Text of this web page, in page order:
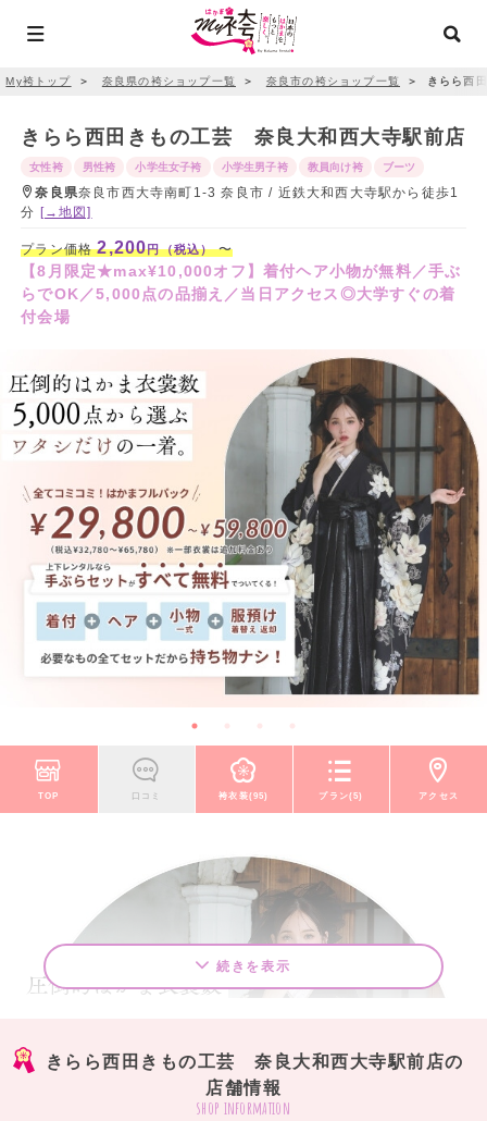
My袴トップ ＞ 奈良県の袴ショップ一覧 ＞ 奈良市の袴ショップ一覧 ＞ きらら西
きらら西田きもの工芸 奈良大和西大寺駅前店
女性袴 男性袴 小学生女子袴 小学生男子袴 教員向け袴 ブーツ
奈良県奈良市西大寺南町1-3 奈良市 / 近鉄大和西大寺駅から徒歩1
分 [→地図]
プラン価格2,200円（税込）〜
【8月限定★max¥10,000オフ】着付ヘア小物が無料／手ぶ
らでOK／5,000点の品揃え／当日アクセス◎大学すぐの着
付会場
TOP 口コミ 袴衣装(95) プラン(5) アクセス
続きを表示
きらら西田きもの工芸 奈良大和西大寺駅前店の
店舗情報
shop information